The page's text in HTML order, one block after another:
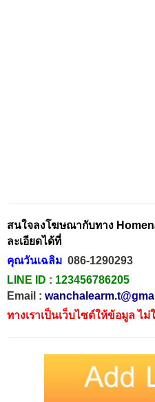
สนใจลงโฆษณากับทาง
ละเอียดได้ที่
คุณวันเฉลิม 086-1290293
LINE ID : 123456786205
Email :
ทางเราเป็นเว็บไซต์ให้ข้อมูล ไม่